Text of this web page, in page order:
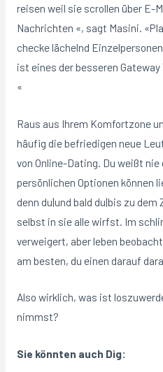
reisen weil sie scrollen über E-
Nachrichten «, sagt Masini.
checke lächelnd
ist eines der besseren
«
Raus aus Ihrem Komfortzone
häufig die befriedigen neue
von Online-Dating. Du weißt nie
persönlichen Optionen können
denn du|und bald du|bis zu
selbst in sie alle wirfst. Im
verweigert, aber leben
am besten, du einen darauf
Also wirklich, was ist
nimmst?
Sie könnten auch Dig: